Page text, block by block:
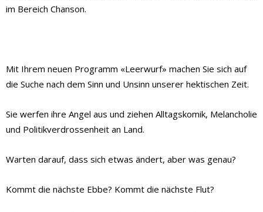
im Bereich Chanson.
Mit Ihrem neuen Programm «Leerwurf» machen Sie sich auf
die Suche nach dem Sinn und Unsinn unserer hektischen Zeit.
Sie werfen ihre Angel aus und ziehen Alltagskomik, Melancholie
und Politikverdrossenheit an Land.
Warten darauf, dass sich etwas ändert, aber was genau?
Kommt die nächste Ebbe? Kommt die nächste Flut?